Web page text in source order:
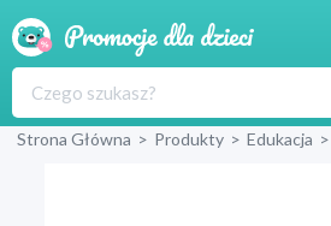
Produkty
Strona Główna > Produkty > Edukacja >